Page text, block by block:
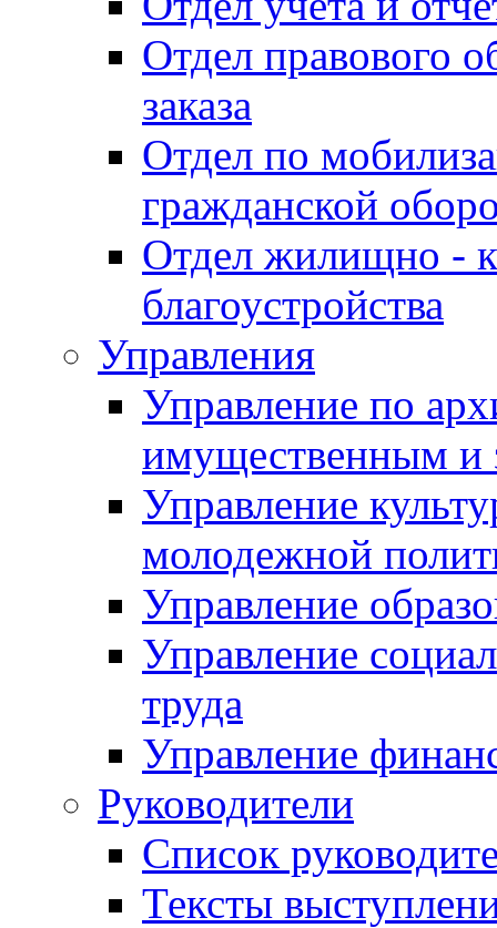
Отдел правового
заказа
Отдел по
гражданской
Отдел жилищно -
благоустройства
Управления
Управление по
имущественным и
Управление
молодежной
Управление
Управление
труда
Управление
Руководители
Список
Тексты